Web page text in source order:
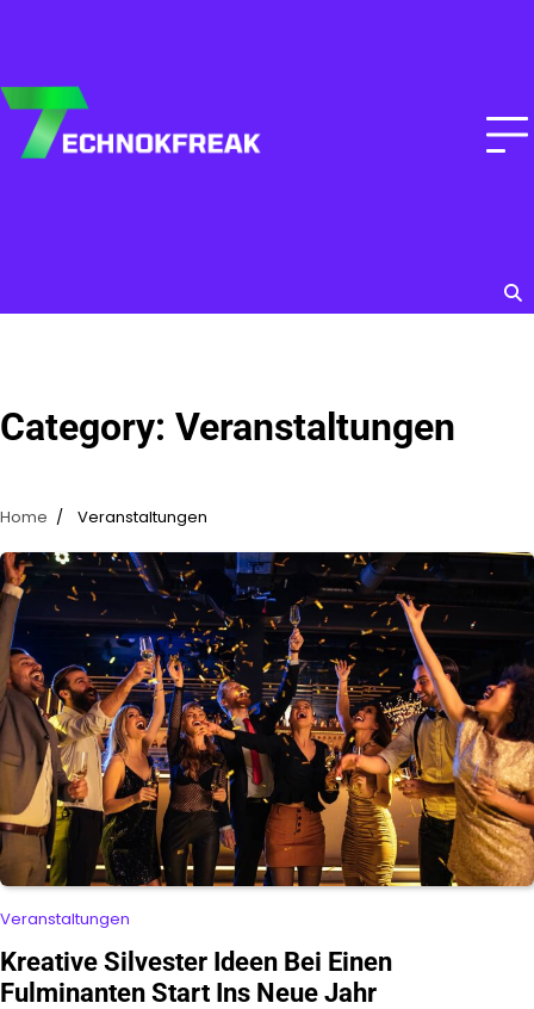
Category: Veranstaltungen
Home Veranstaltungen
Veranstaltungen
Kreative Silvester Ideen Bei Einen
Fulminanten Start Ins Neue Jahr